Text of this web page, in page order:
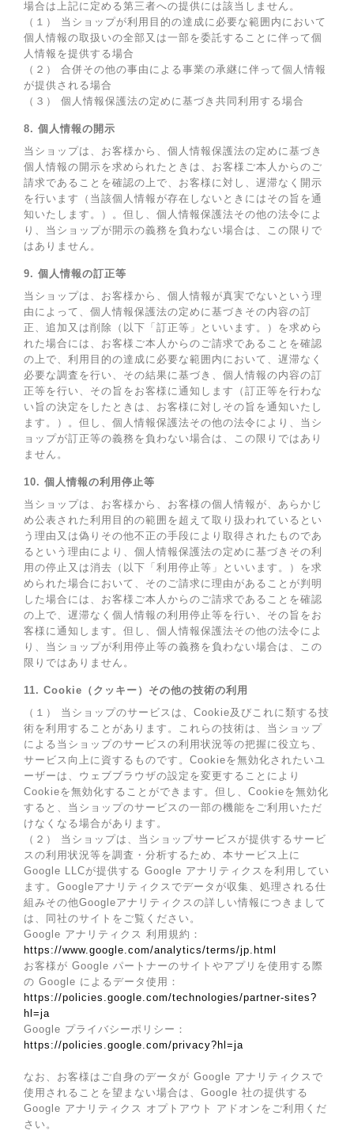
場合は上記に定める第三者への提供には該当しません。
（１） 当ショップが利用目的の達成に必要な範囲内において
個人情報の取扱いの全部又は一部を委託することに伴って個
人情報を提供する場合
（２） 合併その他の事由による事業の承継に伴って個人情報
が提供される場合
（３） 個人情報保護法の定めに基づき共同利用する場合
8. 個人情報の開示
当ショップは、お客様から、個人情報保護法の定めに基づき
個人情報の開示を求められたときは、お客様ご本人からのご
請求であることを確認の上で、お客様に対し、遅滞なく開示
を行います（当該個人情報が存在しないときにはその旨を通
知いたします。）。但し、個人情報保護法その他の法令によ
り、当ショップが開示の義務を負わない場合は、この限りで
はありません。
9. 個人情報の訂正等
当ショップは、お客様から、個人情報が真実でないという理
由によって、個人情報保護法の定めに基づきその内容の訂
正、追加又は削除（以下「訂正等」といいます。）を求めら
れた場合には、お客様ご本人からのご請求であることを確認
の上で、利用目的の達成に必要な範囲内において、遅滞なく
必要な調査を行い、その結果に基づき、個人情報の内容の訂
正等を行い、その旨をお客様に通知します（訂正等を行わな
い旨の決定をしたときは、お客様に対しその旨を通知いたし
ます。）。但し、個人情報保護法その他の法令により、当シ
ョップが訂正等の義務を負わない場合は、この限りではあり
ません。
10. 個人情報の利用停止等
当ショップは、お客様から、お客様の個人情報が、あらかじ
め公表された利用目的の範囲を超えて取り扱われているとい
う理由又は偽りその他不正の手段により取得されたものであ
るという理由により、個人情報保護法の定めに基づきその利
用の停止又は消去（以下「利用停止等」といいます。）を求
められた場合において、そのご請求に理由があることが判明
した場合には、お客様ご本人からのご請求であることを確認
の上で、遅滞なく個人情報の利用停止等を行い、その旨をお
客様に通知します。但し、個人情報保護法その他の法令によ
り、当ショップが利用停止等の義務を負わない場合は、この
限りではありません。
11. Cookie（クッキー）その他の技術の利用
（１） 当ショップのサービスは、Cookie及びこれに類する技
術を利用することがあります。これらの技術は、当ショップ
による当ショップのサービスの利用状況等の把握に役立ち、
サービス向上に資するものです。Cookieを無効化されたいユ
ーザーは、ウェブブラウザの設定を変更することにより
Cookieを無効化することができます。但し、Cookieを無効化
すると、当ショップのサービスの一部の機能をご利用いただ
けなくなる場合があります。
（２） 当ショップは、当ショップサービスが提供するサービ
スの利用状況等を調査・分析するため、本サービス上に
Google LLCが提供する Google アナリティクスを利用してい
ます。Googleアナリティクスでデータが収集、処理される仕
組みその他Googleアナリティクスの詳しい情報につきまして
は、同社のサイトをご覧ください。
Google アナリティクス 利用規約：
https://www.google.com/analytics/terms/jp.html
お客様が Google パートナーのサイトやアプリを使用する際
の Google によるデータ使用：
https://policies.google.com/technologies/partner-sites?
hl=ja
Google プライバシーポリシー：
https://policies.google.com/privacy?hl=ja
なお、お客様はご自身のデータが Google アナリティクスで
使用されることを望まない場合は、Google 社の提供する
Google アナリティクス オプトアウト アドオンをご利用くだ
さい。